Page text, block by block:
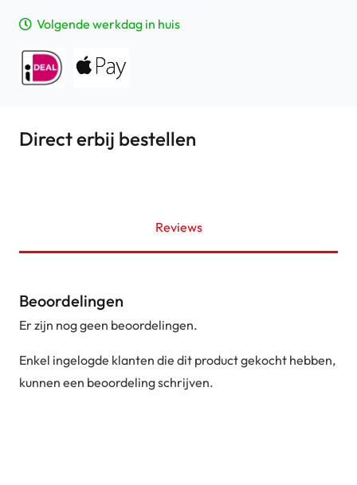
Volgende werkdag in huis
Direct erbij bestellen
Reviews
Beoordelingen
Er zijn nog geen beoordelingen.
Enkel ingelogde klanten die dit product gekocht hebben,
kunnen een beoordeling schrijven.